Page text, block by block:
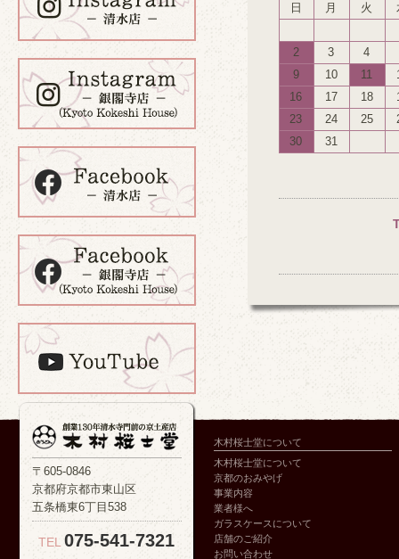
日
月 火
2 3
4
9
10 11
16
17 18
23
24 25
30
31
〒605-0846
京都府京都市東山区
五条橋東6丁目538
TEL075-541-7321
木村桜士堂について
木村桜士堂について
京都のおみやげ
事業内容
業者様へ
ガラスケースについて
店舗のご紹介
お問い合わせ